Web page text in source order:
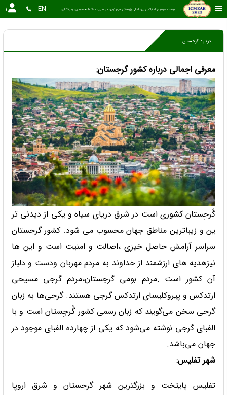
بیست سومین کنفرانس بین المللی پژوهش های نوین در مدیریت،اقتصاد،حسابداری و بانکداری EN
درباره گرجستان
معرفی اجمالی درباره کشور گرجستان:
گُرجِستان کشوری است در شرق دریای سیاه و یکی از دیدنی تر
ین و زیباترین مناطق جهان محسوب می شود. کشور گرجستان
سراسر آرامش حاصل خیزی ،اصالت و امنیت است و این ها
نیزهدیه های ارزشمند از خداوند به مردم مهربان ودست و دلباز
آن کشور است .مردم بومی گرجستان،مردم گرجی مسیحی
ارتدکس و پیروکلیسای ارتدکس گرجی هستند. گرجی‌ها به زبان
گرجی سخن می‌گویند که زبان رسمی کشور گُرجِستان است و با
الفبای گرجی نوشته می‌شود که یکی از چهارده الفبای موجود در
جهان می‌باشد.
شهر تفلیس:
تفلیس پایتخت و بزرگترین شهر گرجستان و شرق اروپا